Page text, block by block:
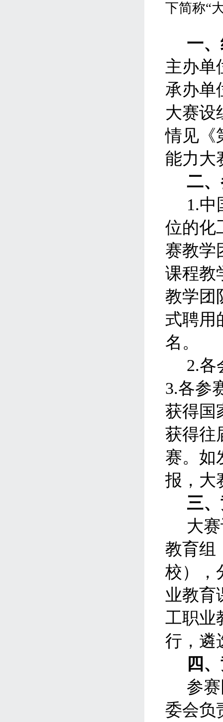
下简称“
一
主办单
承办单
大赛设
情见《
能力大
二
1.中
位的化
赛教学
课程教
教学团
式聘用
名。
2.各
3.各参
获得国
获得往
赛。如
报，大
三
大
教育组
校），
业教育
工职业
行，遴
四
参
委会负